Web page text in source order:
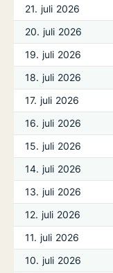
21. juli 2026
20. juli 2026
19. juli 2026
18. juli 2026
17. juli 2026
16. juli 2026
15. juli 2026
14. juli 2026
13. juli 2026
12. juli 2026
11. juli 2026
10. juli 2026